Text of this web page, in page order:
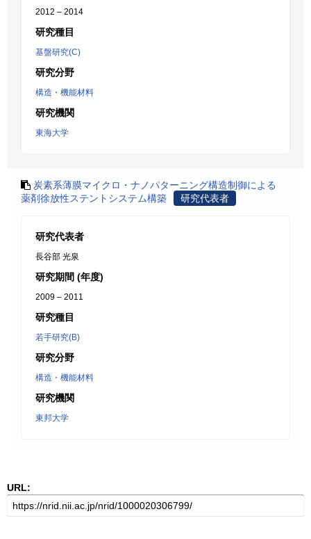
2012 – 2014
研究種目
基盤研究(C)
研究分野
構造・機能材料
研究機関
東海大学
炭素系薄膜マイクロ・ナノパターニング構造制御による
薬剤徐放性ステントシステム構築
研究代表者
研究代表者
長谷部 光泉
研究期間 (年度)
2009 – 2011
研究種目
若手研究(B)
研究分野
構造・機能材料
研究機関
東邦大学
URL: